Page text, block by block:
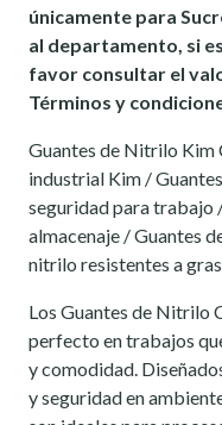
únicamente para
al departamento, si
favor consultar el
Términos y
Guantes de Nitrilo Kim
industrial Kim /
seguridad para trabajo
almacenaje / Guantes
nitrilo resistentes a
Los Guantes de Nitrilo
perfecto en trabajos
y comodidad.
y seguridad en